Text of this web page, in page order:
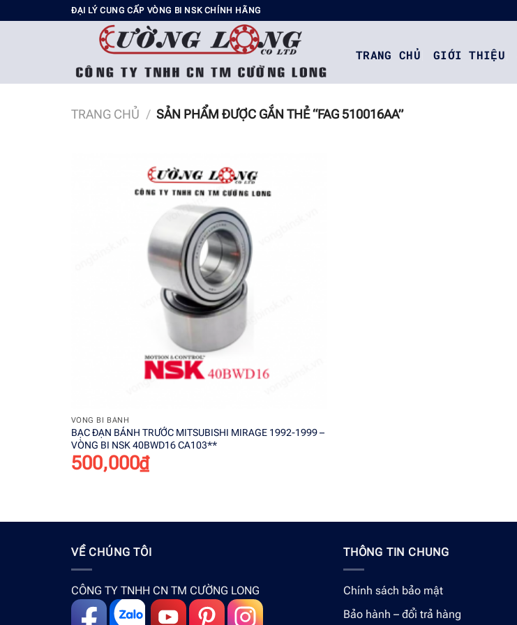
đến
ĐẠI LÝ CUNG CẤP VÒNG BI NSK CHÍNH HÃNG
TRANG CHỦ GIỚI THIỆU
TRANG CHỦ / SẢN PHẨM ĐƯỢC GẮN THẺ “FAG 510016AA”
VÒNG BI BÁNH
BẠC ĐẠN BÁNH TRƯỚC MITSUBISHI MIRAGE 1992-1999 –
VÒNG BI NSK 40BWD16 CA103**
500,000₫
VỀ CHÚNG TÔI
CÔNG TY TNHH CN TM CƯỜNG LONG
THÔNG TIN CHUNG
Chính sách bảo mật
Bảo hành – đổi trả hàng